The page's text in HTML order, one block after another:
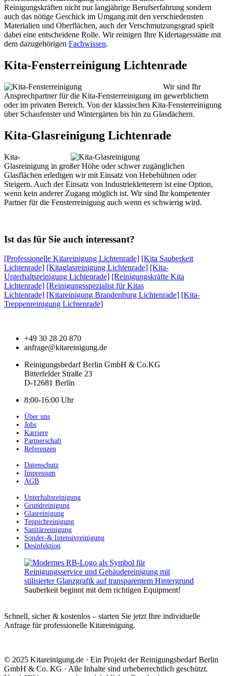
Reinigungskräften nicht nur langjährige Berufserfahrung sondern
auch das nötige Geschick im Umgang mit den verschiedensten
Materialien und Oberflächen, auch der Verschmutzungsgrad spielt
dabei eine entscheidene Rolle. Wir reinigen Ihre Kidertagesstätte mit
dem dazugehörigen Fachwissen.
Kita-Fensterreinigung Lichtenrade
Wir sind Ihr
Ansprechpartner für die Kita-Fensterreinigung im gewerblichem
oder im privaten Bereich. Von der klassischen Kita-Fensterreinigung
über Schaufenster und Wintergärten bis hin zu Glasdächern.
Kita-Glasreinigung Lichtenrade
Kita-
Glasreinigung in großer Höhe oder schwer zugänglichen
Glasflächen erledigen wir mit Einsatz von Hebebühnen oder
Steigern. Auch der Einsatz von Industriekletterern ist eine Option,
wenn kein anderer Zugang möglich ist. Wir sind Ihr kompetenter
Partner für die Fensterreinigung auch wenn es schwierig wird.
Ist das für Sie auch interessant?
[Professionelle Kitareinigung Lichtenrade] [Kita Sauberkeit
Lichtenrade] [Kitaglasreinigung Lichtenrade] [Kita-
Unterhaltsreinigung Lichtenrade] [Reinigungskräfte Kita
Lichtenrade] [Reinigungsspezialist für Kitas
Lichtenrade] [Kitareinigung Brandenburg Lichtenrade] [Kita-
Treppenreinigung Lichtenrade]
+49 30 28 20 870
anfrage@kitareinigung.de
Reinigungsbedarf Berlin GmbH & Co.KG
Bitterfelder Straße 23
D-12681 Berlin
8:00-16:00 Uhr
Über uns
Jobs
Karriere
Partnerschaft
Referenzen
Datenschutz
Impressum
AGB
Unterhaltsreinigung
Grundreinigung
Glasreinigung
Teppichreinigung
Sanitärreinigung
Sonder-& Intensivreinigung
Desinfektion
Sauberkeit beginnt mit dem richtigen Equipment!
Schnell, sicher & kostenlos – starten Sie jetzt Ihre individuelle
Anfrage für professionelle Kitareinigung.
© 2025 Kitareinigung.de · Ein Projekt der Reinigungsbedarf Berlin
GmbH & Co. KG · Alle Inhalte sind urheberrechtlich geschützt.